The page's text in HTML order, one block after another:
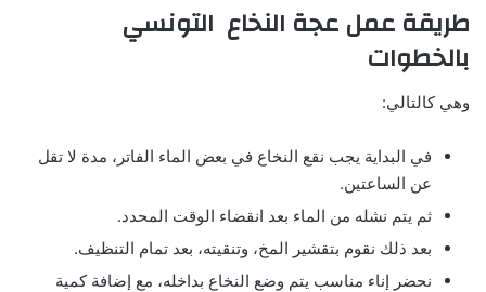
طريقة عمل عجة النخاع التونسي
بالخطوات
وهي كالتالي:
في البداية يجب نقع النخاع في بعض الماء الفاتر، مدة لا تقل
عن الساعتين.
ثم يتم نشله من الماء بعد انقضاء الوقت المحدد.
بعد ذلك نقوم بتقشير المخ، وتنقيته، بعد تمام التنظيف.
نحضر إناء مناسب يتم وضع النخاع بداخله، مع إضافة كمية